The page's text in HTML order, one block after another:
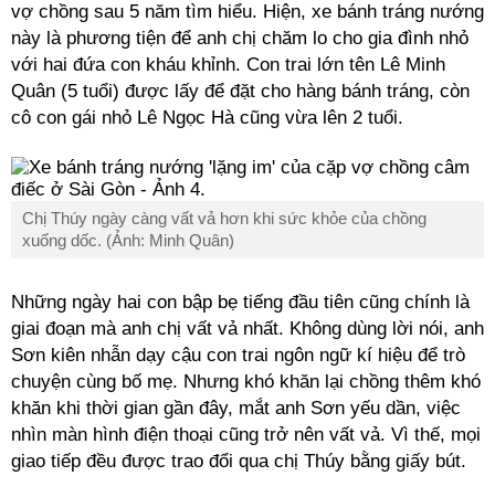
vợ chồng sau 5 năm tìm hiểu. Hiện, xe bánh tráng nướng
này là phương tiện để anh chị chăm lo cho gia đình nhỏ
với hai đứa con kháu khỉnh. Con trai lớn tên Lê Minh
Quân (5 tuổi) được lấy để đặt cho hàng bánh tráng, còn
cô con gái nhỏ Lê Ngọc Hà cũng vừa lên 2 tuổi.
Chị Thúy ngày càng vất vả hơn khi sức khỏe của chồng
xuống dốc. (Ảnh: Minh Quân)
Những ngày hai con bập bẹ tiếng đầu tiên cũng chính là
giai đoạn mà anh chị vất vả nhất. Không dùng lời nói, anh
Sơn kiên nhẫn dạy cậu con trai ngôn ngữ kí hiệu để trò
chuyện cùng bố mẹ. Nhưng khó khăn lại chồng thêm khó
khăn khi thời gian gần đây, mắt anh Sơn yếu dần, việc
nhìn màn hình điện thoại cũng trở nên vất vả. Vì thế, mọi
giao tiếp đều được trao đổi qua chị Thúy bằng giấy bút.